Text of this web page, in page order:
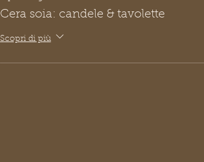
Cera soia: candele & tavolette
Scopri di più